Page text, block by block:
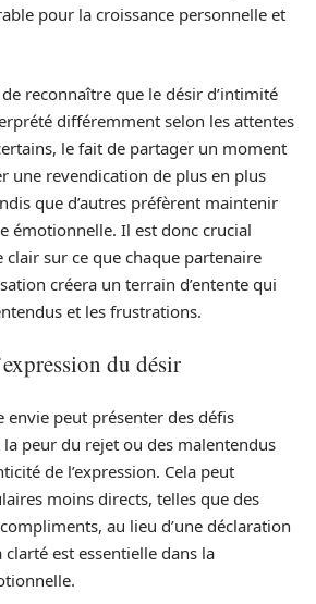
pour la croissance personnelle et
reconnaître que le désir d’intimité
différemment selon les attentes
le fait de partager un moment
une revendication de plus en plus
que d’autres préfèrent maintenir
émotionnelle. Il est donc crucial
clair sur ce que chaque partenaire
créera un terrain d’entente qui
et les frustrations.
du désir
envie peut présenter des défis
peur du rejet ou des malentendus
de l’expression. Cela peut
moins directs, telles que des
au lieu d’une déclaration
est essentielle dans la